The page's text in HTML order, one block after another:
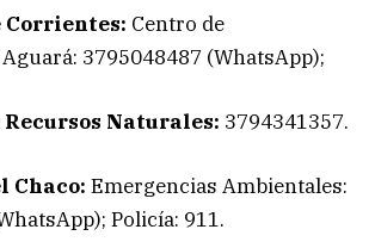
Centro de
3795048487 (WhatsApp);
Naturales: 3794341357.
Chaco: Emergencias Ambientales:
Policía: 911.